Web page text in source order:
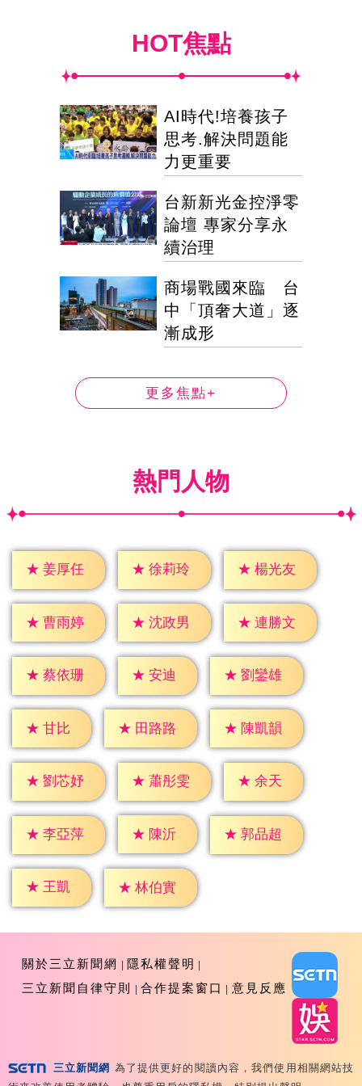
HOT焦點
AI時代!培養孩子
思考.解決問題能
力更重要
台新新光金控淨零
論壇 專家分享永
續治理
商場戰國來臨 台
中「頂奢大道」逐
漸成形
更多焦點+
熱門人物
★ 姜厚任 ★ 徐莉玲 ★ 楊光友
★ 曹雨婷 ★ 沈政男 ★ 連勝文
★ 蔡依珊 ★ 安迪 ★ 劉鑾雄
★ 甘比 ★ 田路路 ★ 陳凱韻
★ 劉芯妤 ★ 蕭彤雯 ★ 余天
★ 李亞萍 ★ 陳沂 ★ 郭品超
★ 王凱 ★ 林伯實
關於三立新聞網
隱私權聲明
三立新聞自律守則
合作提案窗口 意見反應
Copyright ©2026 Sanlih E-Television All Rights
三立新聞網 為了提供更好的閱讀內容，我們使用相關網站技